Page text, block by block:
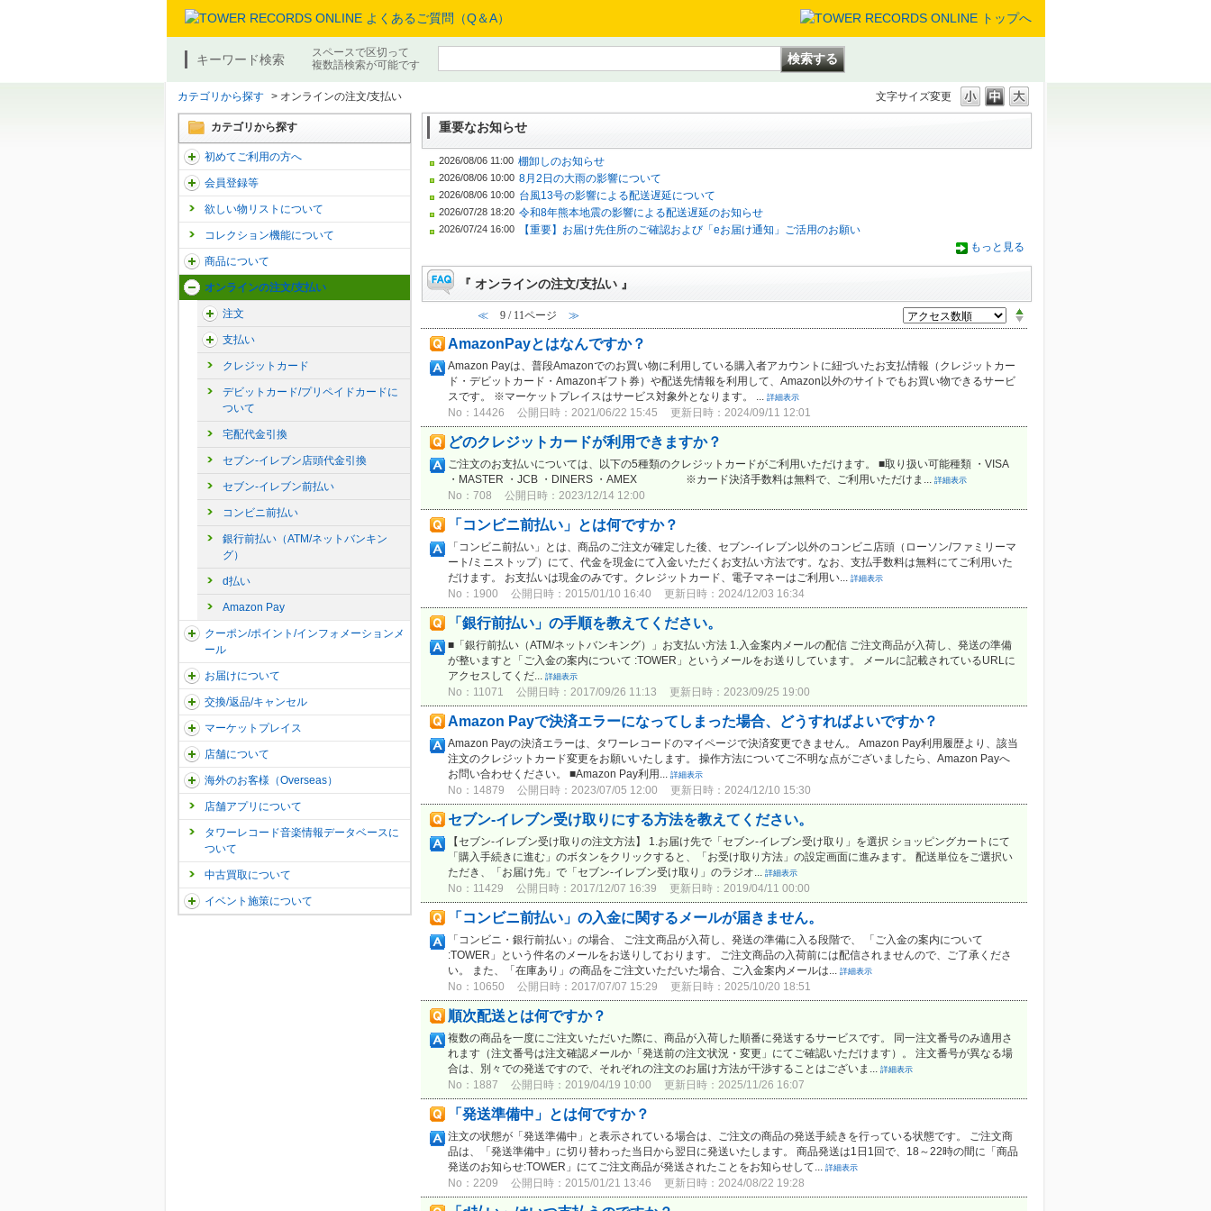
キーワード検索
スペースで区切って
複数語検索が可能です
文字サイズ変更
カテゴリから探す > オンラインの注文/支払い
カテゴリから探す
初めてご利用の方へ
会員登録等
欲しい物リストについて
コレクション機能について
商品について
オンラインの注文/支払い
注文
支払い
クレジットカード
デビットカード/プリペイドカードに
ついて
宅配代金引換
セブン-イレブン店頭代金引換
セブン-イレブン前払い
コンビニ前払い
銀行前払い（ATM/ネットバンキン
グ）
d払い
Amazon Pay
クーポン/ポイント/インフォメーションメ
ール
お届けについて
交換/返品/キャンセル
マーケットプレイス
店舗について
海外のお客様（Overseas）
店舗アプリについて
タワーレコード音楽情報データベースに
ついて
中古買取について
イベント施策について
重要なお知らせ
2026/08/06 11:00 棚卸しのお知らせ
2026/08/06 10:00 8月2日の大雨の影響について
2026/08/06 10:00 台風13号の影響による配送遅延について
2026/07/28 18:20 令和8年熊本地震の影響による配送遅延のお知らせ
2026/07/24 16:00
【重要】お届け先住所のご確認および「eお届け通知」ご活用のお願い
もっと見る
『 オンラインの注文/支払い 』
≪ 9 / 11ページ ≫
AmazonPayとはなんですか？
Amazon Payは、普段Amazonでのお買い物に利用している購入者アカウントに紐づいたお支払情報（クレジットカー
ド・デビットカード・Amazonギフト券）や配送先情報を利用して、Amazon以外のサイトでもお買い物できるサービ
スです。 ※マーケットプレイスはサービス対象外となります。 ...
詳細表示
No：14426 公開日時：2021/06/22 15:45 更新日時：2024/09/11 12:01
どのクレジットカードが利用できますか？
ご注文のお支払いについては、以下の5種類のクレジットカードがご利用いただけます。 ■取り扱い可能種類 ・VISA
・MASTER ・JCB ・DINERS ・AMEX ※カード決済手数料は無料で、ご利用いただけま...
詳細表示
No：708 公開日時：2023/12/14 12:00
「コンビニ前払い」とは何ですか？
「コンビニ前払い」とは、商品のご注文が確定した後、セブン-イレブン以外のコンビニ店頭（ローソン/ファミリーマ
ート/ミニストップ）にて、代金を現金にて入金いただくお支払い方法です。なお、支払手数料は無料にてご利用いた
だけます。 お支払いは現金のみです。クレジットカード、電子マネーはご利用い...
詳細表示
No：1900 公開日時：2015/01/10 16:40 更新日時：2024/12/03 16:34
「銀行前払い」の手順を教えてください。
■「銀行前払い（ATM/ネットバンキング）」お支払い方法 1.入金案内メールの配信 ご注文商品が入荷し、発送の準備
が整いますと「ご入金の案内について :TOWER」というメールをお送りしています。 メールに記載されているURLに
アクセスしてくだ...
詳細表示
No：11071 公開日時：2017/09/26 11:13 更新日時：2023/09/25 19:00
Amazon Payで決済エラーになってしまった場合、どうすればよいですか？
Amazon Payの決済エラーは、タワーレコードのマイページで決済変更できません。 Amazon Pay利用履歴より、該当
注文のクレジットカード変更をお願いいたします。 操作方法についてご不明な点がございましたら、Amazon Payへ
お問い合わせください。 ■Amazon Pay利用...
詳細表示
No：14879 公開日時：2023/07/05 12:00 更新日時：2024/12/10 15:30
セブン-イレブン受け取りにする方法を教えてください。
【セブン-イレブン受け取りの注文方法】 1.お届け先で「セブン-イレブン受け取り」を選択 ショッピングカートにて
「購入手続きに進む」のボタンをクリックすると、「お受け取り方法」の設定画面に進みます。 配送単位をご選択い
ただき、「お届け先」で「セブン-イレブン受け取り」のラジオ...
詳細表示
No：11429 公開日時：2017/12/07 16:39 更新日時：2019/04/11 00:00
「コンビニ前払い」の入金に関するメールが届きません。
「コンビニ・銀行前払い」の場合、 ご注文商品が入荷し、発送の準備に入る段階で、 「ご入金の案内について
:TOWER」という件名のメールをお送りしております。 ご注文商品の入荷前には配信されませんので、ご了承くださ
い。 また、「在庫あり」の商品をご注文いただいた場合、ご入金案内メールは...
詳細表示
No：10650 公開日時：2017/07/07 15:29 更新日時：2025/10/20 18:51
順次配送とは何ですか？
複数の商品を一度にご注文いただいた際に、商品が入荷した順番に発送するサービスです。 同一注文番号のみ適用さ
れます（注文番号は注文確認メールか「発送前の注文状況・変更」にてご確認いただけます）。 注文番号が異なる場
合は、別々での発送ですので、それぞれの注文のお届け方法が干渉することはございま...
詳細表示
No：1887 公開日時：2019/04/19 10:00 更新日時：2025/11/26 16:07
「発送準備中」とは何ですか？
注文の状態が「発送準備中」と表示されている場合は、ご注文の商品の発送手続きを行っている状態です。 ご注文商
品は、「発送準備中」に切り替わった当日から翌日に発送いたします。 商品発送は1日1回で、18～22時の間に「商品
発送のお知らせ:TOWER」にてご注文商品が発送されたことをお知らせして...
詳細表示
No：2209 公開日時：2015/01/21 13:46 更新日時：2024/08/22 19:28